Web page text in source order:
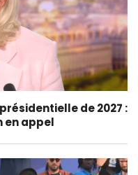
de 2027 :
en appel